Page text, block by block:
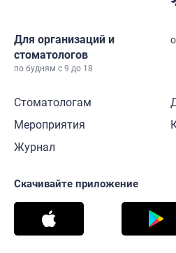
Для организаций и
стоматологов
по будням с 9 до 18
Стоматологам
Мероприятия
Журнал
Скачивайте приложение